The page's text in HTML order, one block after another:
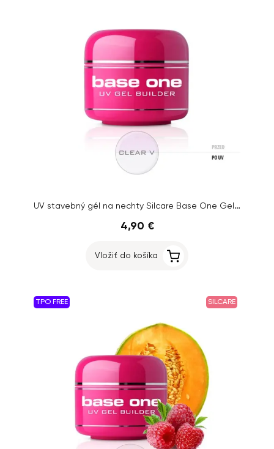
UV stavebný gél na nechty Silcare Base One Gel – Clear - V , 5g
4,90 €
Vložiť do košíka
TPO FREE SILCARE